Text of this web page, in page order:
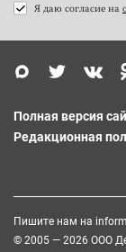
Я даю согласие на
Полная версия
Редакционная
Пишите нам на
© 2005 — 2026 ООО